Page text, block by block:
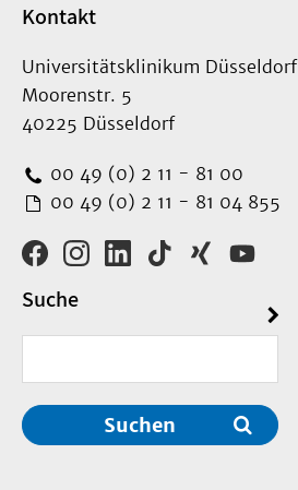
Kontakt
Universitätsklinikum Düsseldorf
Moorenstr. 5
40225 Düsseldorf
00 49 (0) 2 11 - 81 00
00 49 (0) 2 11 - 81 04 855
Suche
Suchen